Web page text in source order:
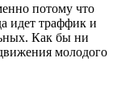
потому что
идет траффик и
Как бы ни
молодого